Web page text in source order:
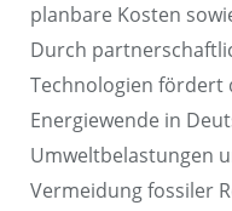
planbare Kosten
Durch
Technologien fördert
Energiewende in
Umweltbelastungen
Vermeidung fossiler